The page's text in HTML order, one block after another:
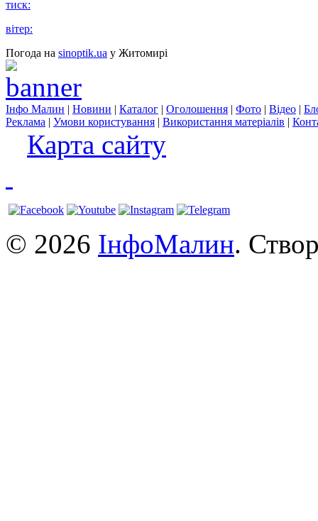
тиск:
вітер:
Погода на sinoptik.ua у Житомирі
Інфо Малин | Новини | Каталог | Оголошення | Фото | Відео |
Реклама | Умови користування | Використання матеріалів |
Карта сайту
© 2026 ІнфоМалин.